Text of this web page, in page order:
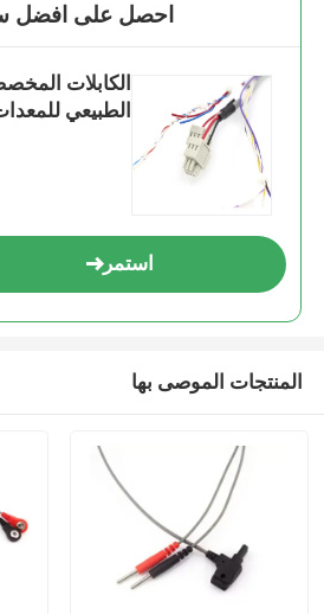
احصل على افضل
الكابلات
الطبيعي
استمر
المنتجات الموصى بها